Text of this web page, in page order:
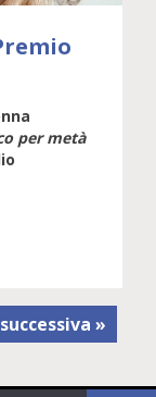
per metà
»